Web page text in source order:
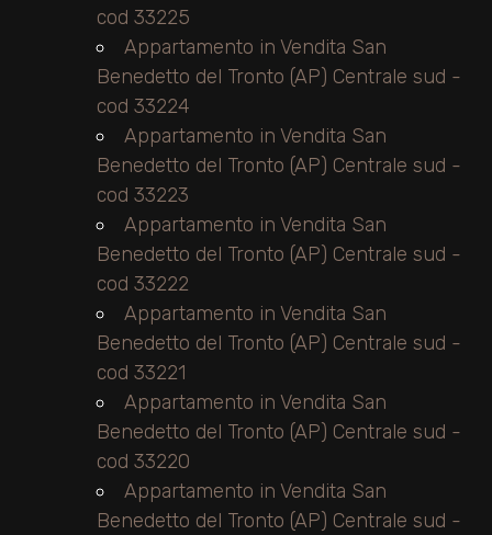
cod 33225
Appartamento in Vendita San
Benedetto del Tronto (AP) Centrale sud -
cod 33224
Appartamento in Vendita San
Benedetto del Tronto (AP) Centrale sud -
cod 33223
Appartamento in Vendita San
Benedetto del Tronto (AP) Centrale sud -
cod 33222
Appartamento in Vendita San
Benedetto del Tronto (AP) Centrale sud -
cod 33221
Appartamento in Vendita San
Benedetto del Tronto (AP) Centrale sud -
cod 33220
Appartamento in Vendita San
Benedetto del Tronto (AP) Centrale sud -